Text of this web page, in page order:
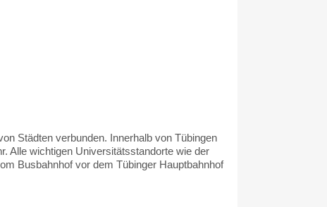
Städten verbunden. Innerhalb von Tübingen
Alle wichtigen Universitätsstandorte wie der
Busbahnhof vor dem Tübinger Hauptbahnhof